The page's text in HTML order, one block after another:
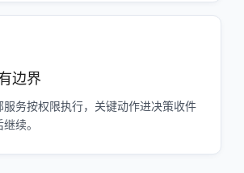
边界
服务按权限执行，关键动作进决策收件
续。